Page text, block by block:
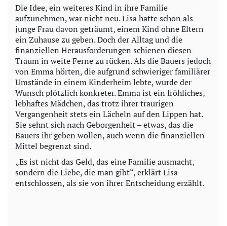
Die Idee, ein weiteres Kind in ihre Familie
aufzunehmen, war nicht neu. Lisa hatte schon als
junge Frau davon geträumt, einem Kind ohne Eltern
ein Zuhause zu geben. Doch der Alltag und die
finanziellen Herausforderungen schienen diesen
Traum in weite Ferne zu rücken. Als die Bauers jedoch
von Emma hörten, die aufgrund schwieriger familiärer
Umstände in einem Kinderheim lebte, wurde der
Wunsch plötzlich konkreter. Emma ist ein fröhliches,
lebhaftes Mädchen, das trotz ihrer traurigen
Vergangenheit stets ein Lächeln auf den Lippen hat.
Sie sehnt sich nach Geborgenheit – etwas, das die
Bauers ihr geben wollen, auch wenn die finanziellen
Mittel begrenzt sind.
„Es ist nicht das Geld, das eine Familie ausmacht,
sondern die Liebe, die man gibt“, erklärt Lisa
entschlossen, als sie von ihrer Entscheidung erzählt.